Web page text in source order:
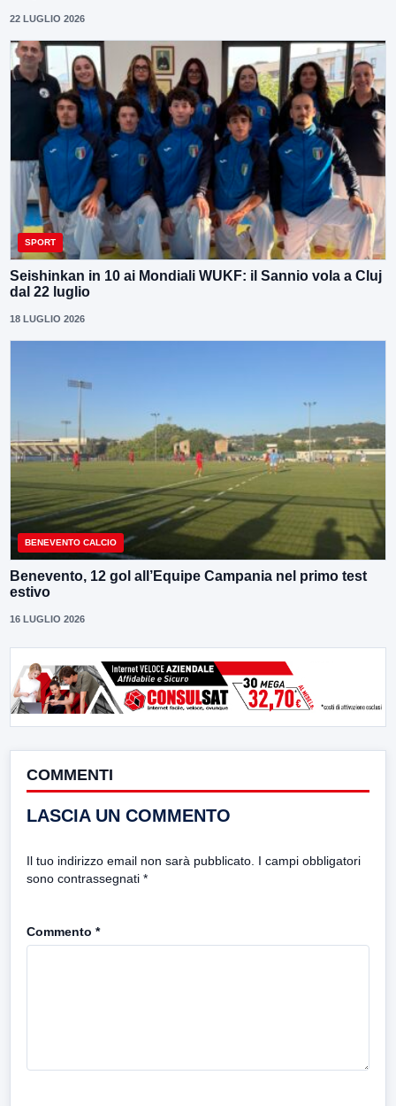
22 LUGLIO 2026
SPORT
Seishinkan in 10 ai Mondiali WUKF: il Sannio vola a Cluj
dal 22 luglio
18 LUGLIO 2026
BENEVENTO CALCIO
Benevento, 12 gol all’Equipe Campania nel primo test
estivo
16 LUGLIO 2026
COMMENTI
LASCIA UN COMMENTO
Il tuo indirizzo email non sarà pubblicato. I campi obbligatori
sono contrassegnati *
Commento *